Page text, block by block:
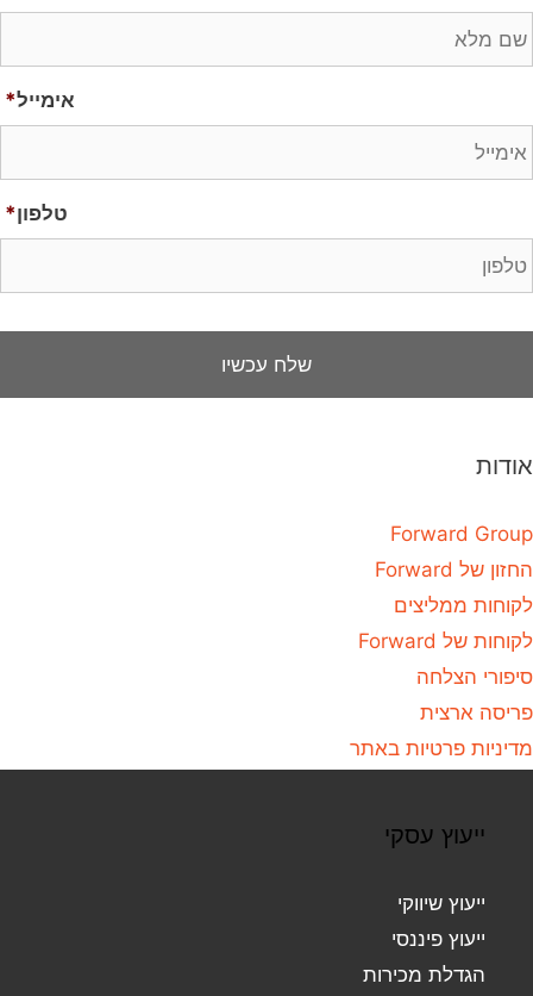
אימייל*
טלפון*
אודות
Forward Group
החזון של Forward
לקוחות ממליצים
לקוחות של Forward
סיפורי הצלחה
פריסה ארצית
מדיניות פרטיות באתר
ייעוץ עסקי
ייעוץ שיווקי
ייעוץ פיננסי
הגדלת מכירות